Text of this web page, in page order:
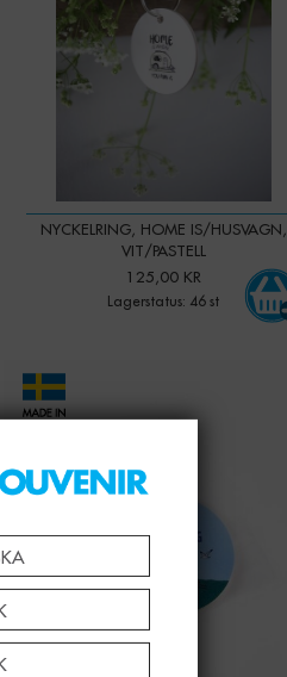
NYCKELRING, HOME IS/HUSVAGN,
VIT/PASTELL
125,00 KR
Lagerstatus: 46 st
Qty: